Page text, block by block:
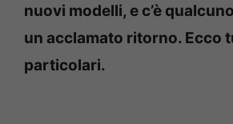
nuovi modelli, e c’è
un acclamato ritorno. Ecco
particolari.